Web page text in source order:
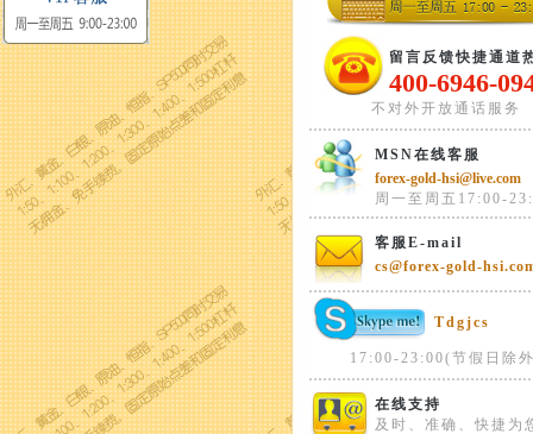
留言反馈快捷通道
400-6946-
不对外开放通话服务
MSN在线客服
forex-gold-hsi@live.com
周一至周五17:00-
客服E-mail
cs@forex-gold-
Tdgjcs
17:00-23:00(节假日除
在线支持
及时、准确、快捷为